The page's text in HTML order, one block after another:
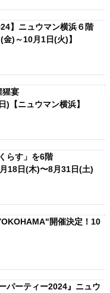
】ニュウマン横浜６階
)～10月1日(火)】
猩宴
【ニュウマン横浜】
らす」を6階
18日(木)〜8月31日(土)
開催決定！10
パーティー2024』ニュウ